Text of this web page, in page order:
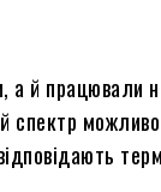
й працювали
спектр